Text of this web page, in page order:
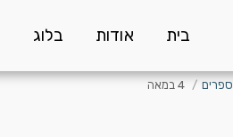
בית אודות בלוג
ספרים 4 במאה